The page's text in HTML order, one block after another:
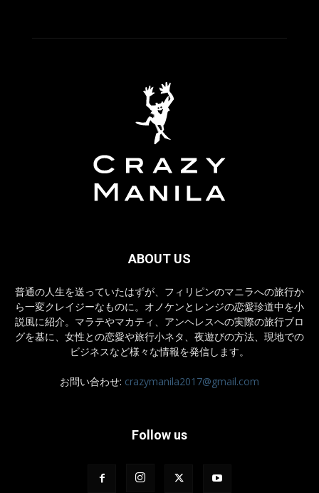
ABOUT US
普通の人生を送っていたはずが、フィリピンのマニラへの旅行か
ら一変クレイジーなものに。オノケンとレンジの恋愛珍道中を小
説風に紹介。マラテやマカティ、アンヘレスへの実際の旅行ブロ
グを基に、女性との恋愛や旅行小ネタ、夜遊びの方法、現地での
ビジネスなど様々な情報を発信します。
お問い合わせ: crazymanila2017@gmail.com
Follow us